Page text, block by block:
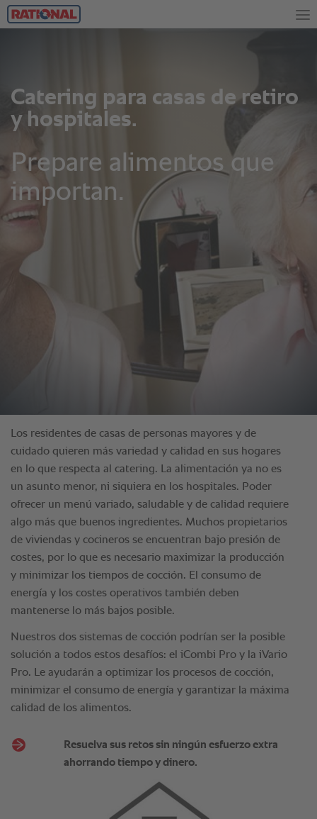
Los residentes de casas de personas mayores y de
cuidado quieren más variedad y calidad en sus hogares
en lo que respecta al catering. La alimentación ya no es
un asunto menor, ni siquiera en los hospitales. Poder
ofrecer un menú variado, saludable y de calidad requiere
algo más que buenos ingredientes. Muchos propietarios
de viviendas y cocineros se encuentran bajo presión de
costes, por lo que es necesario maximizar la producción
y minimizar los tiempos de cocción. El consumo de
energía y los costes operativos también deben
mantenerse lo más bajos posible.
Nuestros dos sistemas de cocción podrían ser la posible
solución a todos estos desafíos: el iCombi Pro y la iVario
Pro. Le ayudarán a optimizar los procesos de cocción,
minimizar el consumo de energía y garantizar la máxima
calidad de los alimentos.
Resuelva sus retos sin ningún esfuerzo extra
ahorrando tiempo y dinero.